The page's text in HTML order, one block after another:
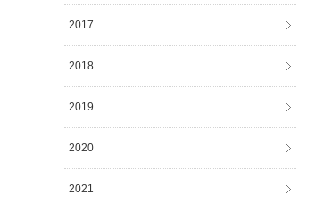
2017
2018
2019
2020
2021